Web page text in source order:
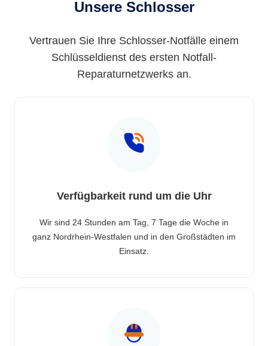
Unsere Schlosser
Vertrauen Sie Ihre Schlosser-Notfälle einem
Schlüsseldienst des ersten Notfall-
Reparaturnetzwerks an.
Verfügbarkeit rund um die Uhr
Wir sind 24 Stunden am Tag, 7 Tage die Woche in
ganz Nordrhein-Westfalen und in den Großstädten im
Einsatz.